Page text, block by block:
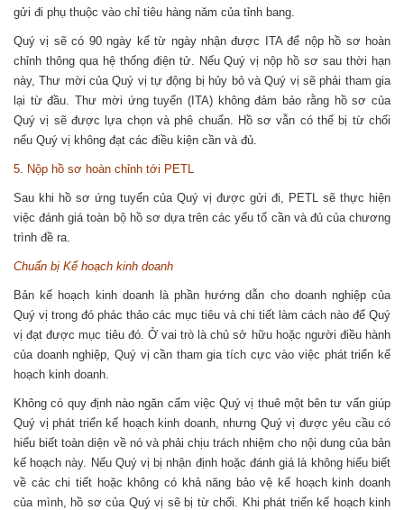
gửi đi phụ thuộc vào chỉ tiêu hàng năm của tỉnh bang.
Quý vị sẽ có 90 ngày kể từ ngày nhận được ITA để nộp hồ sơ hoàn
chỉnh thông qua hệ thống điện tử. Nếu Quý vị nộp hồ sơ sau thời hạn
này, Thư mời của Quý vị tự động bị hủy bỏ và Quý vị sẽ phải tham gia
lại từ đầu. Thư mời ứng tuyển (ITA) không đảm bảo rằng hồ sơ của
Quý vị sẽ được lựa chọn và phê chuẩn. Hồ sơ vẫn có thể bị từ chối
nếu Quý vị không đạt các điều kiện cần và đủ.
5. Nộp hồ sơ hoàn chỉnh tới PETL
Sau khi hồ sơ ứng tuyển của Quý vị được gửi đi, PETL sẽ thực hiện
việc đánh giá toàn bộ hồ sơ dựa trên các yếu tố cần và đủ của chương
trình đề ra.
Chuẩn bị Kế hoạch kinh doanh
Bản kế hoạch kinh doanh là phần hướng dẫn cho doanh nghiệp của
Quý vị trong đó phác thảo các mục tiêu và chi tiết làm cách nào để Quý
vị đạt được mục tiêu đó. Ở vai trò là chủ sở hữu hoặc người điều hành
của doanh nghiệp, Quý vị cần tham gia tích cực vào việc phát triển kế
hoạch kinh doanh.
Không có quy định nào ngăn cấm việc Quý vị thuê một bên tư vấn giúp
Quý vị phát triển kế hoạch kinh doanh, nhưng Quý vị được yêu cầu có
hiểu biết toàn diện về nó và phải chịu trách nhiệm cho nội dung của bản
kế hoạch này. Nếu Quý vị bị nhận định hoặc đánh giá là không hiểu biết
về các chi tiết hoặc không có khả năng bảo vệ kế hoạch kinh doanh
của mình, hồ sơ của Quý vị sẽ bị từ chối. Khi phát triển kế hoạch kinh